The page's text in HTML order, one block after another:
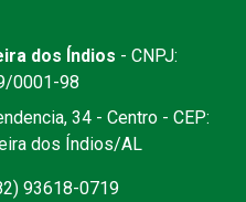
dos Índios - CNPJ:
0001-98
34 - Centro - CEP:
dos Índios/AL
93618-0719